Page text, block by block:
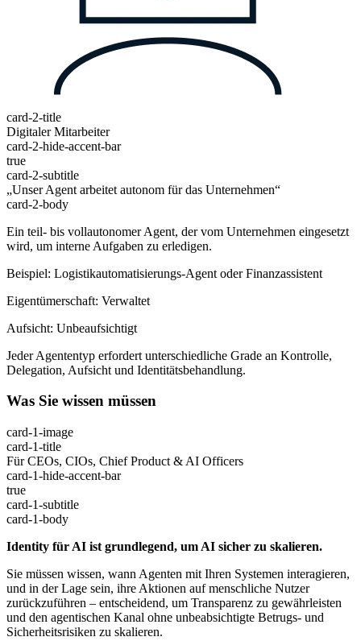
card-2-title
Digitaler Mitarbeiter
card-2-hide-accent-bar
true
card-2-subtitle
„Unser Agent arbeitet autonom für das Unternehmen“
card-2-body
Ein teil- bis vollautonomer Agent, der vom Unternehmen eingesetzt
wird, um interne Aufgaben zu erledigen.
Beispiel: Logistikautomatisierungs-Agent oder Finanzassistent
Eigentümerschaft: Verwaltet
Aufsicht: Unbeaufsichtigt
Jeder Agententyp erfordert unterschiedliche Grade an Kontrolle,
Delegation, Aufsicht und Identitätsbehandlung.
Was Sie wissen müssen
card-1-image
card-1-title
Für CEOs, CIOs, Chief Product & AI Officers
card-1-hide-accent-bar
true
card-1-subtitle
card-1-body
Identity für AI ist grundlegend, um AI sicher zu skalieren.
Sie müssen wissen, wann Agenten mit Ihren Systemen interagieren,
und in der Lage sein, ihre Aktionen auf menschliche Nutzer
zurückzuführen – entscheidend, um Transparenz zu gewährleisten
und den agentischen Kanal ohne unbeabsichtigte Betrugs- und
Sicherheitsrisiken zu skalieren.